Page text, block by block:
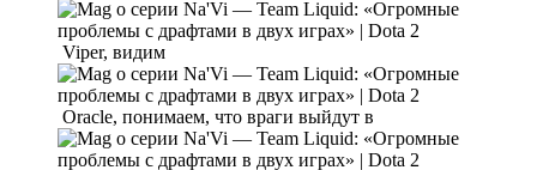
Viper, видим
Oracle, понимаем, что враги выйдут в